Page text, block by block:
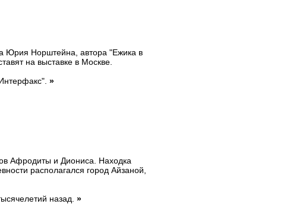
Юрия Норштейна, автора "Ежика в
на выставке в Москве.
»
Афродиты и Диониса. Находка
располагался город Айзаной,
назад. »